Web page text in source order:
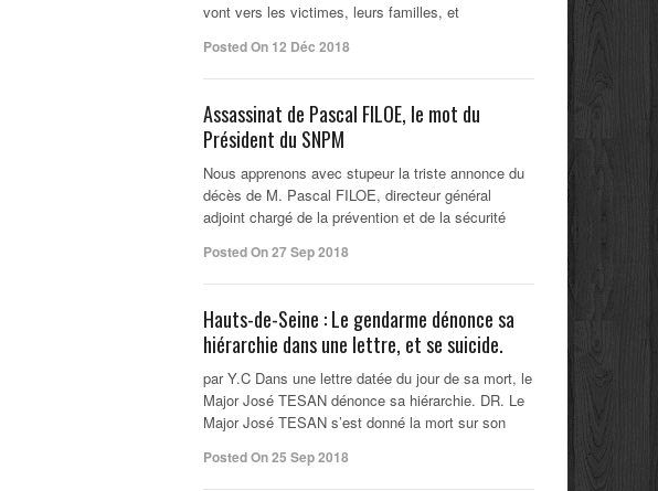
vont vers les victimes, leurs familles, et
Posted On 12 Déc 2018
Assassinat de Pascal FILOE, le mot du
Président du SNPM
Nous apprenons avec stupeur la triste annonce du
décès de M. Pascal FILOE, directeur général
adjoint chargé de la prévention et de la sécurité
Posted On 27 Sep 2018
Hauts-de-Seine : Le gendarme dénonce sa
hiérarchie dans une lettre, et se suicide.
par Y.C Dans une lettre datée du jour de sa mort, le
Major José TESAN dénonce sa hiérarchie. DR. Le
Major José TESAN s’est donné la mort sur son
Posted On 25 Sep 2018